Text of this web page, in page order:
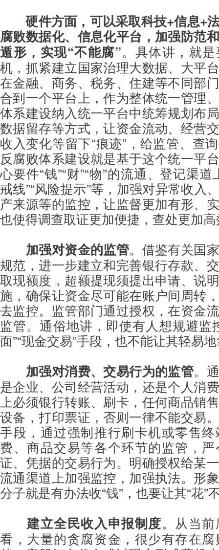
硬件方面，可以采取科技+信息+
腐败数据化、信息化平台，加强防范
遁形，实现“不能腐”。具体讲，就
机，抓紧建立国家治理大数据、大平
在金融、商务、税务、住建等不同部
合到一个平台上，作为整体统一管理
体系建设纳入统一平台中统筹规划布
数据留存等方式，让资金流动、经营
收入变化等留下“痕迹”，给监管、查
反腐败体系建设就是基于这个统一平
心要件“钱”“财”“物”的流通、登记渠
戒线”“风险提示”等，加强对异常收入
产来源等的监控，让监督更加有形、
也使得调查取证更加便捷，查处更加
加强对资金的监管。借鉴有关国
规范，进一步建立和完善银行存款、
取现额度，超额提现须提出申请、说
施，确保让资金尽可能在账户间周转
去监控。监管部门通过授权，在资金
监管。通俗地讲，即使有人想规避监
面”“现金交易”手段，也不能让其轻易地
加强对消费、交易行为的监管。
是企业、公司经营活动，还是个人消
上必须银行转账、刷卡，任何商品销
设备，打印票证，否则一律不能交易
手段，通过强制推行刷卡机或零售
费、商品交易等各个环节的监管，
证、凭据的交易行为。明确授权给某
流通渠道上加强监控，加强执法。形
分子就是有办法收“钱”，也要让其“花”
建立全民收入申报制度。从当
看，大量的贪腐资金，很少有存在